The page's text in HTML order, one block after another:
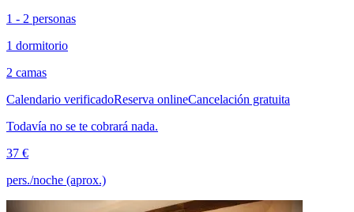
1 - 2 personas
1 dormitorio
2 camas
Calendario verificadoReserva onlineCancelación gratuita
Todavía no se te cobrará nada.
37 €
pers./noche (aprox.)